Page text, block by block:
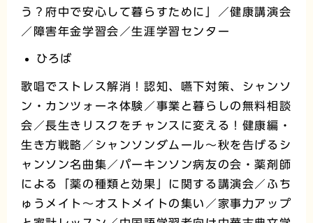
う？府中で安心して暮らすために」／健康講演会
／障害年金学習会／生涯学習センター
ひろば
歌唱でストレス解消！認知、嚥下対策、シャンソ
ン・カンツォーネ体験／事業と暮らしの無料相談
会／長生きリスクをチャンスに変える！健康編・
生き方戦略／シャンソンダムール～秋を告げるシ
ャンソン名曲集／パーキンソン病友の会・薬剤師
による「薬の種類と効果」に関する講演会／ふち
ゅうメイト～オストメイトの集い／家事力アップ